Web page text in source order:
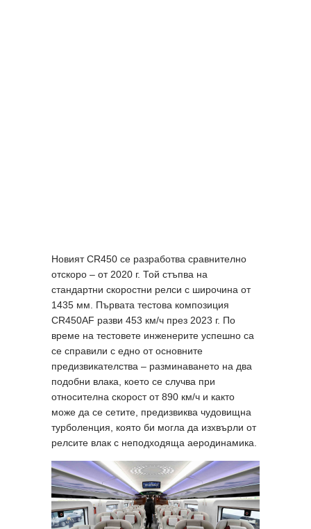
Новият CR450 се разработва сравнително
отскоро – от 2020 г. Той стъпва на
стандартни скоростни релси с широчина от
1435 мм. Първата тестова композиция
CR450AF разви 453 км/ч през 2023 г. По
време на тестовете инженерите успешно са
се справили с едно от основните
предизвикателства – разминаването на два
подобни влака, което се случва при
относителна скорост от 890 км/ч и както
може да се сетите, предизвиква чудовищна
турболенция, която би могла да изхвърли от
релсите влак с неподходяща аеродинамика.